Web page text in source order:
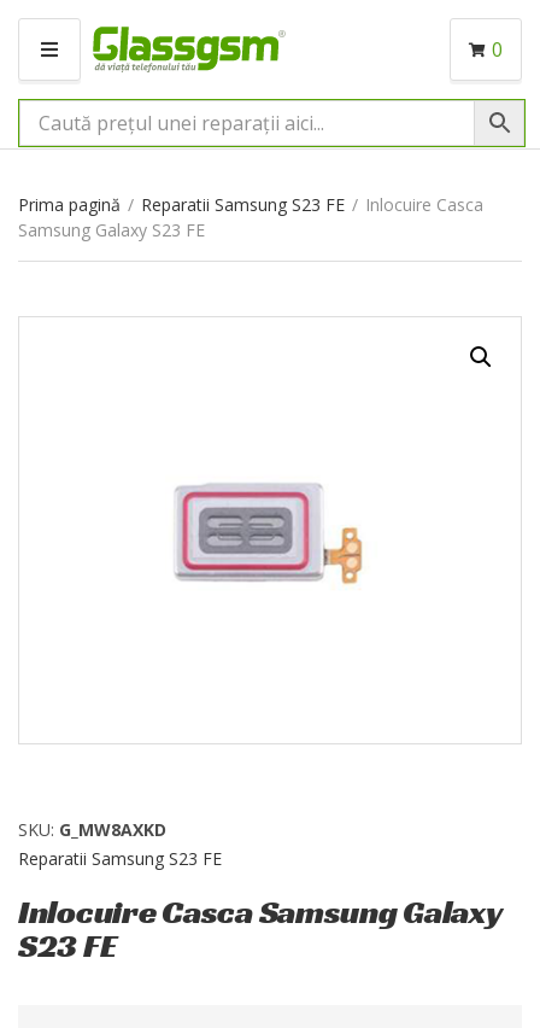
M
N
I
0
Prima pagină / Reparatii Samsung S23 FE / Inlocuire Casca
Samsung Galaxy S23 FE
SKU: G_MW8AXKD
Reparatii Samsung S23 FE
Inlocuire Casca Samsung Galaxy
S23 FE